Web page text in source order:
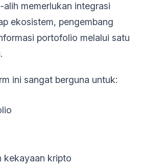
memerlukan integrasi
ekosistem, pengembang
portofolio melalui satu
ini sangat berguna untuk:
kekayaan kripto